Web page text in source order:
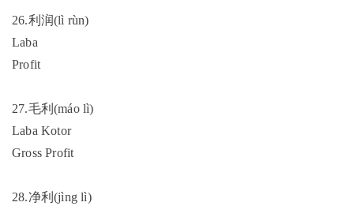
26.利润(lì rùn)
Laba
Profit
27.毛利(máo lì)
Laba Kotor
Gross Profit
28.净利(jìng lì)